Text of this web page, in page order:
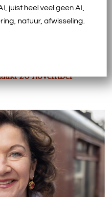
20 november
juist heel veel geen AI,
natuur, afwisseling.